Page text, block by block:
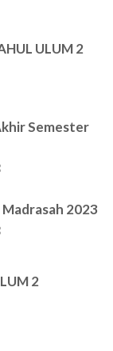
ULUM 2
Semester
2023
2